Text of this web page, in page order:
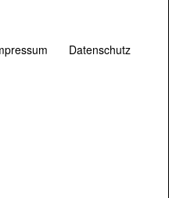
Datenschutz